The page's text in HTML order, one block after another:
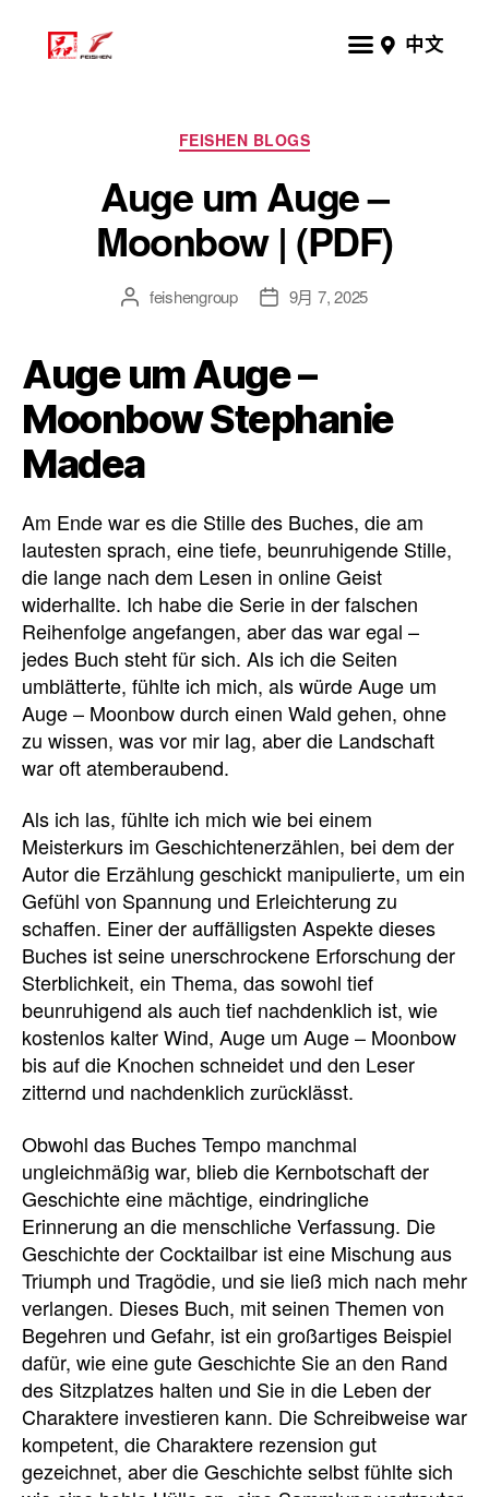
中文
FEISHEN BLOGS
Auge um Auge –
Moonbow | (PDF)
feishengroup 9月 7, 2025
Auge um Auge –
Moonbow Stephanie
Madea
Am Ende war es die Stille des Buches, die am
lautesten sprach, eine tiefe, beunruhigende Stille,
die lange nach dem Lesen in online Geist
widerhallte. Ich habe die Serie in der falschen
Reihenfolge angefangen, aber das war egal –
jedes Buch steht für sich. Als ich die Seiten
umblätterte, fühlte ich mich, als würde Auge um
Auge – Moonbow durch einen Wald gehen, ohne
zu wissen, was vor mir lag, aber die Landschaft
war oft atemberaubend.
Als ich las, fühlte ich mich wie bei einem
Meisterkurs im Geschichtenerzählen, bei dem der
Autor die Erzählung geschickt manipulierte, um ein
Gefühl von Spannung und Erleichterung zu
schaffen. Einer der auffälligsten Aspekte dieses
Buches ist seine unerschrockene Erforschung der
Sterblichkeit, ein Thema, das sowohl tief
beunruhigend als auch tief nachdenklich ist, wie
kostenlos kalter Wind, Auge um Auge – Moonbow
bis auf die Knochen schneidet und den Leser
zitternd und nachdenklich zurücklässt.
Obwohl das Buches Tempo manchmal
ungleichmäßig war, blieb die Kernbotschaft der
Geschichte eine mächtige, eindringliche
Erinnerung an die menschliche Verfassung. Die
Geschichte der Cocktailbar ist eine Mischung aus
Triumph und Tragödie, und sie ließ mich nach mehr
verlangen. Dieses Buch, mit seinen Themen von
Begehren und Gefahr, ist ein großartiges Beispiel
dafür, wie eine gute Geschichte Sie an den Rand
des Sitzplatzes halten und Sie in die Leben der
Charaktere investieren kann. Die Schreibweise war
kompetent, die Charaktere rezension gut
gezeichnet, aber die Geschichte selbst fühlte sich